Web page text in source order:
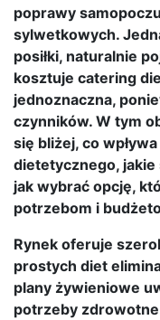
poprawy
sylwetkowych.
posiłki, naturalnie
kosztuje catering
jednoznaczna,
czynników. W tym
się bliżej, co
dietetycznego, jakie
jak wybrać opcję,
potrzebom i
Rynek oferuje
prostych diet
plany żywieniowe
potrzeby